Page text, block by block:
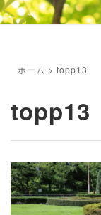
ホーム > topp13
topp13